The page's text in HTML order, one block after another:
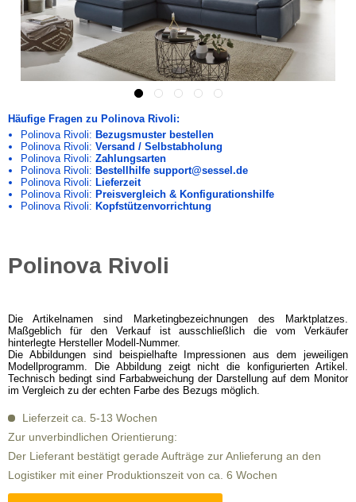
Häufige Fragen zu Polinova Rivoli:
Polinova Rivoli: Bezugsmuster bestellen
Polinova Rivoli: Versand / Selbstabholung
Polinova Rivoli: Zahlungsarten
Polinova Rivoli: Bestellhilfe support@sessel.de
Polinova Rivoli: Lieferzeit
Polinova Rivoli: Preisvergleich & Konfigurationshilfe
Polinova Rivoli: Kopfstützenvorrichtung
Polinova Rivoli
Die Artikelnamen sind Marketingbezeichnungen des Marktplatzes.
Maßgeblich für den Verkauf ist ausschließlich die vom Verkäufer
hinterlegte Hersteller Modell-Nummer.
Die Abbildungen sind beispielhafte Impressionen aus dem jeweiligen
Modellprogramm. Die Abbildung zeigt nicht die konfigurierten Artikel.
Technisch bedingt sind Farbabweichung der Darstellung auf dem Monitor
im Vergleich zu der echten Farbe des Bezugs möglich.
Lieferzeit ca. 5-13 Wochen
Zur unverbindlichen Orientierung:
Der Lieferant bestätigt gerade Aufträge zur Anlieferung an den
Logistiker mit einer Produktionszeit von ca. 6 Wochen